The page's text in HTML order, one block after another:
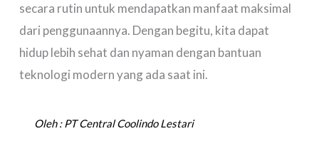
secara rutin untuk mendapatkan manfaat maksimal
dari penggunaannya. Dengan begitu, kita dapat
hidup lebih sehat dan nyaman dengan bantuan
teknologi modern yang ada saat ini.
Oleh :PT Central Coolindo Lestari